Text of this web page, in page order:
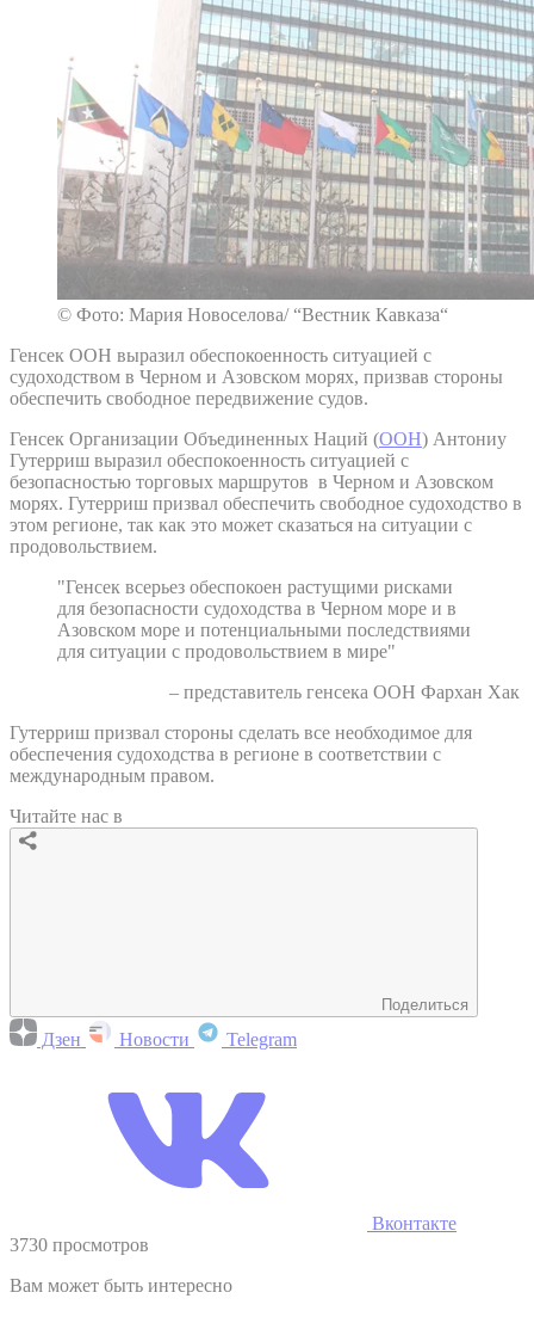
© Фото: Мария Новоселова/ “Вестник Кавказа“
Генсек ООН выразил обеспокоенность ситуацией с
судоходством в Черном и Азовском морях, призвав стороны
обеспечить свободное передвижение судов.
Генсек Организации Объединенных Наций (ООН) Антониу
Гутерриш выразил обеспокоенность ситуацией с
безопасностью торговых маршрутов в Черном и Азовском
морях. Гутерриш призвал обеспечить свободное судоходство в
этом регионе, так как это может сказаться на ситуации с
продовольствием.
"Генсек всерьез обеспокоен растущими рисками
для безопасности судоходства в Черном море и в
Азовском море и потенциальными последствиями
для ситуации с продовольствием в мире"
– представитель генсека ООН Фархан Хак
Гутерриш призвал стороны сделать все необходимое для
обеспечения судоходства в регионе в соответствии с
международным правом.
Читайте нас в
Поделиться
Дзен Новости Telegram
Вконтакте
3730 просмотров
Вам может быть интересно